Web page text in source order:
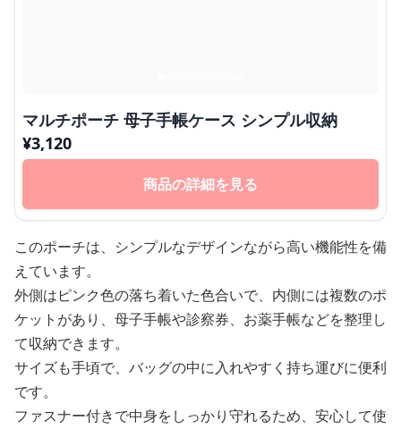
マルチポーチ 母子手帳ケース シンプル収納
¥3,120
商品の詳細を見る
このポーチは、シンプルなデザインながら高い機能性を備
えています。
外側はピンク色の落ち着いた色合いで、内側には複数のポ
ケットがあり、母子手帳や診察券、お薬手帳などを整理し
て収納できます。
サイズも手頃で、バッグの中に入れやすく持ち運びに便利
です。
ファスナー付きで中身をしっかり守れるため、安心して使